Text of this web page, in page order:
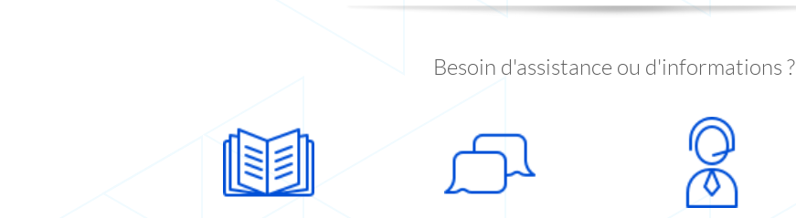
Besoin d'assistance ou d'informations ?